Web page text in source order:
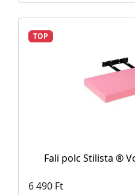
TOP
Fali polc Stilista ®
6 490 Ft